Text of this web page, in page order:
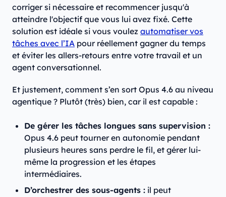
corriger si nécessaire et recommencer jusqu'à
atteindre l'objectif que vous lui avez fixé. Cette
solution est idéale si vous voulez automatiser vos
tâches avec l’IA pour réellement gagner du temps
et éviter les allers-retours entre votre travail et un
agent conversationnel.
Et justement, comment s’en sort Opus 4.6 au niveau
agentique ? Plutôt (très) bien, car il est capable :
De gérer les tâches longues sans supervision :
Opus 4.6 peut tourner en autonomie pendant
plusieurs heures sans perdre le fil, et gérer lui-
même la progression et les étapes
intermédiaires.
D’orchestrer des sous-agents : il peut